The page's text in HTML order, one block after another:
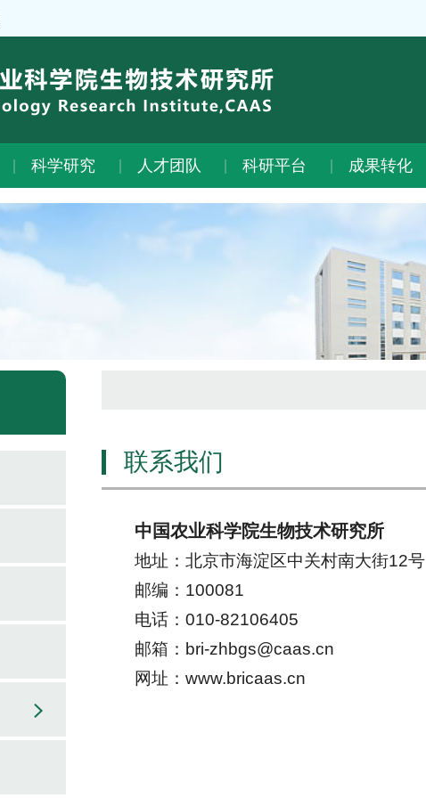
科学研究 人才团队 科研平台 成果转化
联系我们
中国农业科学院生物技术研究所
地址：北京市海淀区中关村南大街12号
邮编：100081
电话：010-82106405
邮箱：bri-zhbgs@caas.cn
网址：www.bricaas.cn